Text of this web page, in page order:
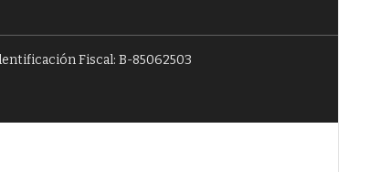
Fiscal: B-85062503